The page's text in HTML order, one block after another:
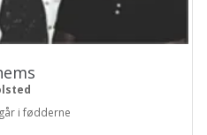
i fødderne